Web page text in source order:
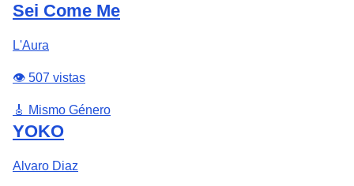
Sei Come Me
L'Aura
👁️ 507 vistas
🎸 Mismo Género
YOKO
Alvaro Diaz